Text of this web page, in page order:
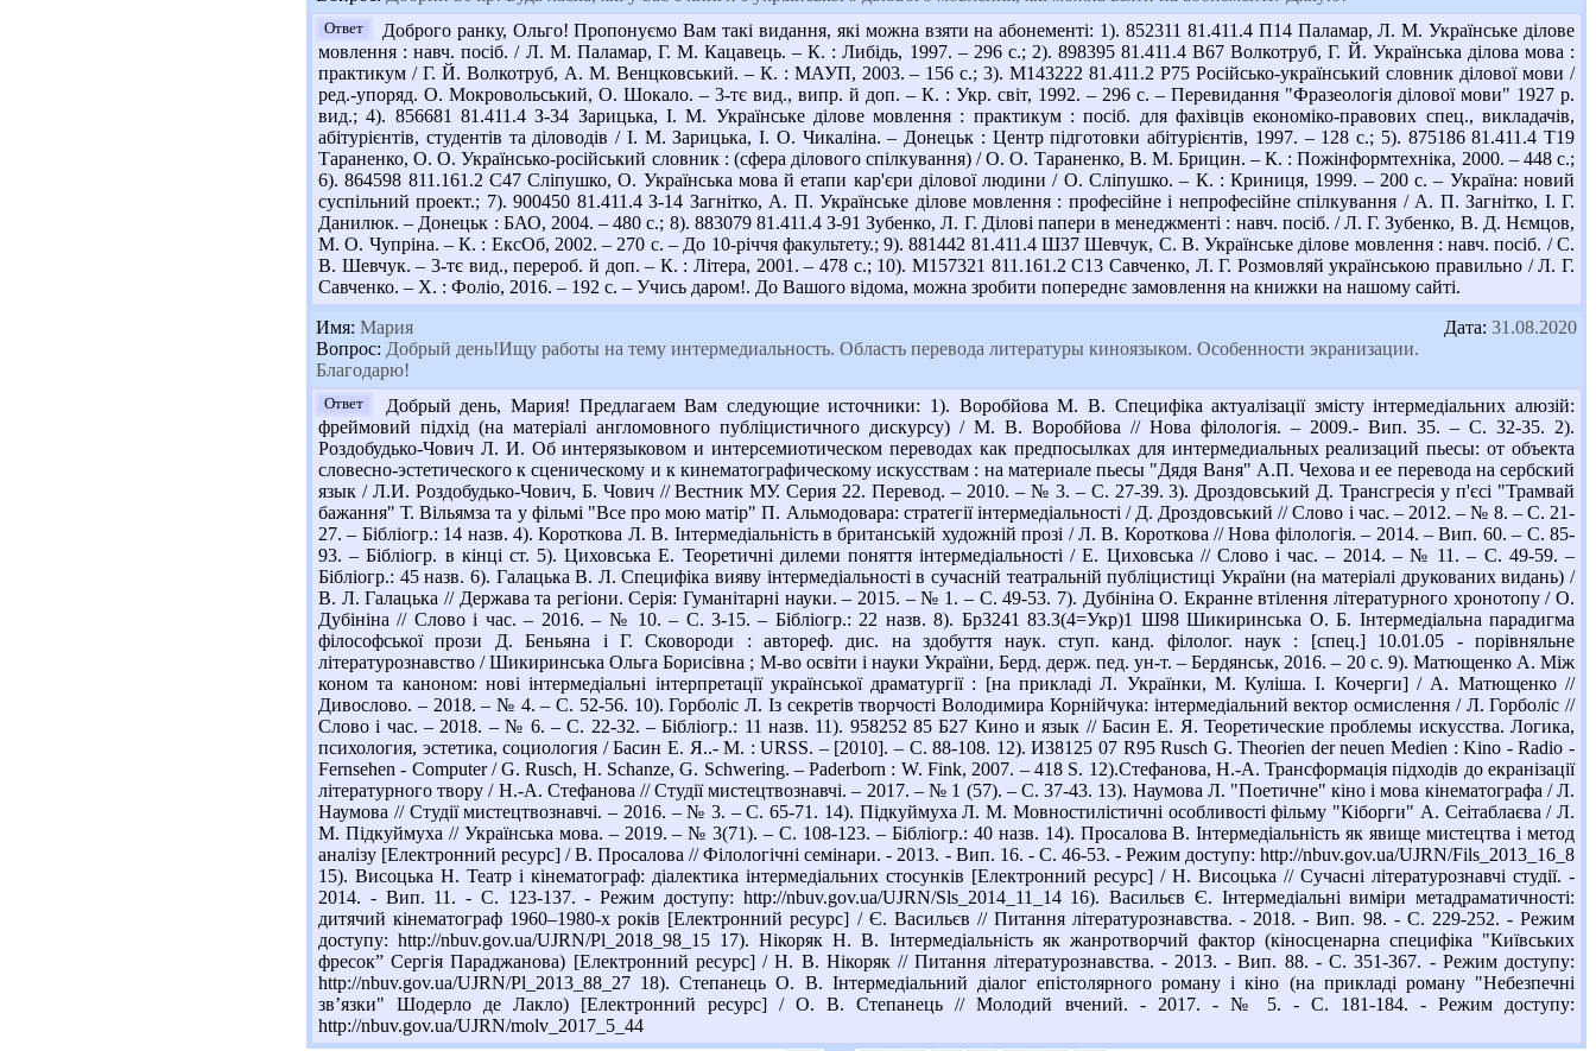
Ответ
Доброго ранку, Ольго! Пропонуємо Вам такі видання, які можна взяти на абонементі: 1). 852311 81.411.4 П14 Паламар, Л. М. Українське ділове
мовлення : навч. посіб. / Л. М. Паламар, Г. М. Кацавець. – К. : Либідь, 1997. – 296 с.; 2). 898395 81.411.4 В67 Волкотруб, Г. Й. Українська ділова мова :
практикум / Г. Й. Волкотруб, А. М. Венцковський. – К. : МАУП, 2003. – 156 с.; 3). М143222 81.411.2 Р75 Російсько-український словник ділової мови /
ред.-упоряд. О. Мокровольський, О. Шокало. – 3-тє вид., випр. й доп. – К. : Укр. світ, 1992. – 296 с. – Перевидання "Фразеологія ділової мови" 1927 р.
вид.; 4). 856681 81.411.4 З-34 Зарицька, І. М. Українське ділове мовлення : практикум : посіб. для фахівців економіко-правових спец., викладачів,
абітурієнтів, студентів та діловодів / І. М. Зарицька, І. О. Чикаліна. – Донецьк : Центр підготовки абітурієнтів, 1997. – 128 с.; 5). 875186 81.411.4 Т19
Тараненко, О. О. Українсько-російський словник : (сфера ділового спілкування) / О. О. Тараненко, В. М. Брицин. – К. : Пожінформтехніка, 2000. – 448 с.;
6). 864598 811.161.2 С47 Сліпушко, О. Українська мова й етапи кар'єри ділової людини / О. Сліпушко. – К. : Криниця, 1999. – 200 с. – Україна: новий
суспільний проект.; 7). 900450 81.411.4 З-14 Загнітко, А. П. Українське ділове мовлення : професійне і непрофесійне спілкування / А. П. Загнітко, І. Г.
Данилюк. – Донецьк : БАО, 2004. – 480 с.; 8). 883079 81.411.4 З-91 Зубенко, Л. Г. Ділові папери в менеджменті : навч. посіб. / Л. Г. Зубенко, В. Д. Нємцов,
М. О. Чупріна. – К. : ЕксОб, 2002. – 270 с. – До 10-річчя факультету.; 9). 881442 81.411.4 Ш37 Шевчук, С. В. Українське ділове мовлення : навч. посіб. / С.
В. Шевчук. – 3-тє вид., перероб. й доп. – К. : Літера, 2001. – 478 с.; 10). М157321 811.161.2 С13 Савченко, Л. Г. Розмовляй українською правильно / Л. Г.
Савченко. – Х. : Фоліо, 2016. – 192 с. – Учись даром!. До Вашого відома, можна зробити попереднє замовлення на книжки на нашому сайті.
Дата: 31.08.2020
Имя: Мария
Вопрос: Добрый день!Ищу работы на тему интермедиальность. Область перевода литературы киноязыком. Особенности экранизации.
Благодарю!
Ответ
Добрый день, Мария! Предлагаем Вам следующие источники: 1). Воробйова М. В. Специфіка актуалізації змісту інтермедіальних алюзій:
фреймовий підхід (на матеріалі англомовного публіцистичного дискурсу) / М. В. Воробйова // Нова філологія. – 2009.- Вип. 35. – С. 32-35. 2).
Роздобудько-Чович Л. И. Об интерязыковом и интерсемиотическом переводах как предпосылках для интермедиальных реализаций пьесы: от объекта
словесно-эстетического к сценическому и к кинематографическому искусствам : на материале пьесы "Дядя Ваня" А.П. Чехова и ее перевода на сербский
язык / Л.И. Роздобудько-Чович, Б. Чович // Вестник МУ. Серия 22. Перевод. – 2010. – № 3. – С. 27-39. 3). Дроздовський Д. Трансгресія у п'єсі "Трамвай
бажання" Т. Вільямза та у фільмі "Все про мою матір" П. Альмодовара: стратегії інтермедіальності / Д. Дроздовський // Слово і час. – 2012. – № 8. – С. 21-
27. – Бібліогр.: 14 назв. 4). Короткова Л. В. Інтермедіальність в британській художній прозі / Л. В. Короткова // Нова філологія. – 2014. – Вип. 60. – С. 85-
93. – Бібліогр. в кінці ст. 5). Циховська Е. Теоретичні дилеми поняття інтермедіальності / Е. Циховська // Слово і час. – 2014. – № 11. – С. 49-59. –
Бібліогр.: 45 назв. 6). Галацька В. Л. Специфіка вияву інтермедіальності в сучасній театральній публіцистиці України (на матеріалі друкованих видань) /
В. Л. Галацька // Держава та регіони. Серія: Гуманітарні науки. – 2015. – № 1. – С. 49-53. 7). Дубініна О. Екранне втілення літературного хронотопу / О.
Дубініна // Слово і час. – 2016. – № 10. – С. 3-15. – Бібліогр.: 22 назв. 8). Бр3241 83.3(4=Укр)1 Ш98 Шикиринська О. Б. Інтермедіальна парадигма
філософської прози Д. Беньяна і Г. Сковороди : автореф. дис. на здобуття наук. ступ. канд. філолог. наук : [спец.] 10.01.05 - порівняльне
літературознавство / Шикиринська Ольга Борисівна ; М-во освіти і науки України, Берд. держ. пед. ун-т. – Бердянськ, 2016. – 20 с. 9). Матющенко А. Між
коном та каноном: нові інтермедіальні інтерпретації української драматургії : [на прикладі Л. Українки, М. Куліша. І. Кочерги] / А. Матющенко //
Дивослово. – 2018. – № 4. – С. 52-56. 10). Горболіс Л. Із секретів творчості Володимира Корнійчука: інтермедіальний вектор осмислення / Л. Горболіс //
Слово і час. – 2018. – № 6. – С. 22-32. – Бібліогр.: 11 назв. 11). 958252 85 Б27 Кино и язык // Басин Е. Я. Теоретические проблемы искусства. Логика,
психология, эстетика, социология / Басин Е. Я..- М. : URSS. – [2010]. – С. 88-108. 12). И38125 07 R95 Rusch G. Theorien der neuen Medien : Kino - Radio -
Fernsehen - Computer / G. Rusch, H. Schanze, G. Schwering. – Paderborn : W. Fink, 2007. – 418 S. 12).Стефанова, Н.-А. Трансформація підходів до екранізації
літературного твору / Н.-А. Стефанова // Студії мистецтвознавчі. – 2017. – № 1 (57). – С. 37-43. 13). Наумова Л. "Поетичне" кіно і мова кінематографа / Л.
Наумова // Студії мистецтвознавчі. – 2016. – № 3. – С. 65-71. 14). Підкуймуха Л. М. Мовностилістичні особливості фільму "Кіборги" А. Сеітаблаєва / Л.
М. Підкуймуха // Українська мова. – 2019. – № 3(71). – С. 108-123. – Бібліогр.: 40 назв. 14). Просалова В. Інтермедіальність як явище мистецтва і метод
аналізу [Електронний ресурс] / В. Просалова // Філологічні семінари. - 2013. - Вип. 16. - С. 46-53. - Режим доступу: http://nbuv.gov.ua/UJRN/Fils_2013_16_8
15). Висоцька Н. Театр і кінематограф: діалектика інтермедіальних стосунків [Електронний ресурс] / Н. Висоцька // Сучасні літературознавчі студії. -
2014. - Вип. 11. - С. 123-137. - Режим доступу: http://nbuv.gov.ua/UJRN/Sls_2014_11_14 16). Васильєв Є. Інтермедіальні виміри метадраматичності:
дитячий кінематограф 1960–1980-х років [Електронний ресурс] / Є. Васильєв // Питання літературознавства. - 2018. - Вип. 98. - С. 229-252. - Режим
доступу: http://nbuv.gov.ua/UJRN/Pl_2018_98_15 17). Нікоряк Н. В. Інтермедіальність як жанротворчий фактор (кіносценарна специфіка "Київських
фресок” Сергія Параджанова) [Електронний ресурс] / Н. В. Нікоряк // Питання літературознавства. - 2013. - Вип. 88. - С. 351-367. - Режим доступу:
http://nbuv.gov.ua/UJRN/Pl_2013_88_27 18). Степанець О. В. Інтермедіальний діалог епістолярного роману і кіно (на прикладі роману "Небезпечні
зв’язки" Шодерло де Лакло) [Електронний ресурс] / О. В. Степанець // Молодий вчений. - 2017. - № 5. - С. 181-184. - Режим доступу:
http://nbuv.gov.ua/UJRN/molv_2017_5_44